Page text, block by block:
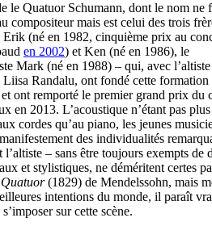
le Quatuor Schumann, dont le nom ne
compositeur mais est celui des trois
(né en 1982, cinquième prix au
en 2002) et Ken (né en 1986), le
Mark (né en 1988) – qui, avec l’altiste
Liisa Randalu, ont fondé cette formation
ont remporté le premier grand prix du
en 2013. L’acoustique n’étant pas plus
cordes qu’au piano, les jeunes
des individualités
l’altiste – sans être toujours exempts de
et stylistiques, ne déméritent certes
(1829) de Mendelssohn, mais
intentions du monde, il paraît
sur cette scène.